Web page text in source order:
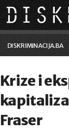
Skip to main
DISKRIMINACIJA.BA
Vijesti i
Aktuelne teme
Kolumne
Krize i
Fraser